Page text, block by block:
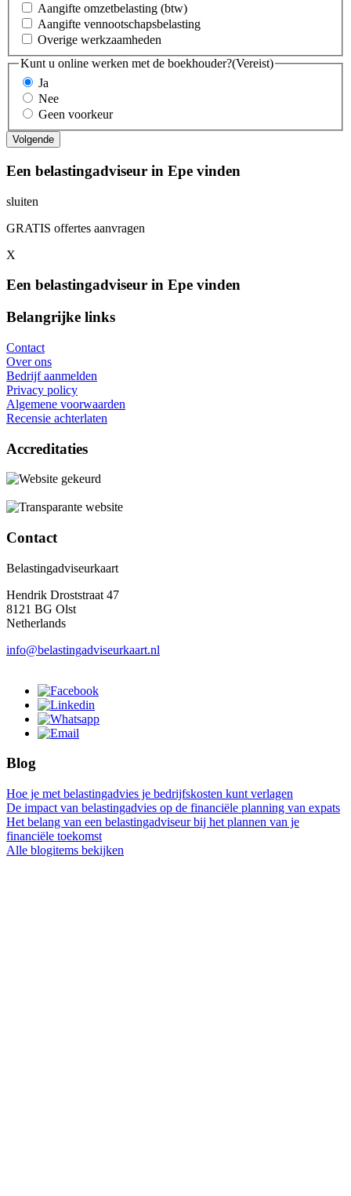
Aangifte omzetbelasting (btw)
Aangifte vennootschapsbelasting
Overige werkzaamheden
Kunt u online werken met de boekhouder?(Vereist)
Ja
Nee
Geen voorkeur
Een belastingadviseur in Epe vinden
sluiten
GRATIS offertes aanvragen
X
Een belastingadviseur in Epe vinden
Belangrijke links
Contact
Over ons
Bedrijf aanmelden
Privacy policy
Algemene voorwaarden
Recensie achterlaten
Accreditaties
Contact
Belastingadviseurkaart
Hendrik Droststraat 47
8121 BG Olst
Netherlands
info@belastingadviseurkaart.nl
Blog
Hoe je met belastingadvies je bedrijfskosten kunt verlagen
De impact van belastingadvies op de financiële planning van expats
Het belang van een belastingadviseur bij het plannen van je
financiële toekomst
Alle blogitems bekijken